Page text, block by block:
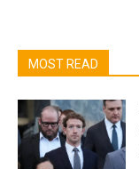
MOST READ